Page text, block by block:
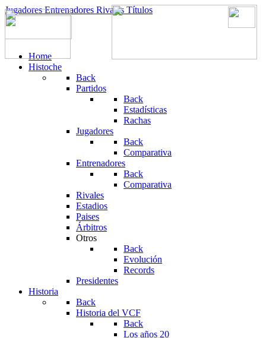
Jugadores Entrenadores Rivales Títulos
Home
Histoche
Back
Partidos
Back
Estadísticas
Rachas
Jugadores
Back
Comparativa
Entrenadores
Back
Comparativa
Rivales
Estadios
Paises
Árbitros
Otros
Back
Evolución
Records
Presidentes
Historia
Back
Historia del VCF
Back
Los años 20